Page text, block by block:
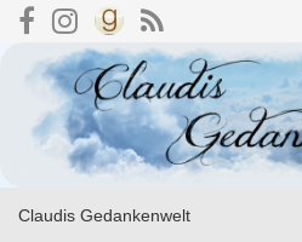
Search for:
Claudis Gedankenwelt